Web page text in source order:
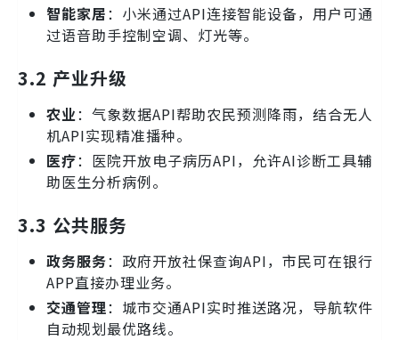
智能家居：小米通过API连接智能设备，用户可通
过语音助手控制空调、灯光等。
3.2 产业升级
农业：气象数据API帮助农民预测降雨，结合无人
机API实现精准播种。
医疗：医院开放电子病历API，允许AI诊断工具辅
助医生分析病例。
3.3 公共服务
政务服务：政府开放社保查询API，市民可在银行
APP直接办理业务。
交通管理：城市交通API实时推送路况，导航软件
自动规划最优路线。